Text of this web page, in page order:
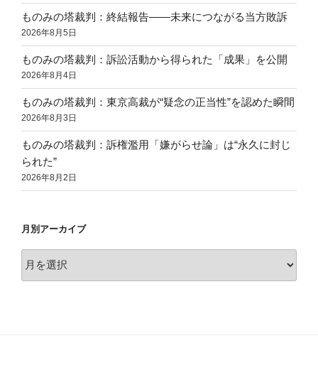
ものみの塔裁判：終結報告——未来につながる当方敗訴
2026年8月5日
ものみの塔裁判：訴訟活動から得られた「成果」を公開
2026年8月4日
ものみの塔裁判：東京高裁が“疑念の正当性”を認めた瞬間
2026年8月3日
ものみの塔裁判：訴権濫用「嫌がらせ論」は“永久に封じ
られた”
2026年8月2日
月別アーカイブ
別